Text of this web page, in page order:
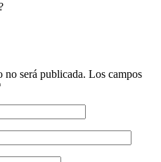
no será publicada. Los campos